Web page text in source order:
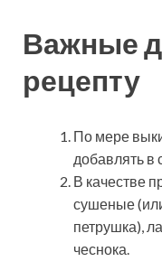
Важные
рецепту
По мере
добавлять в
В качестве
сушеные
петрушка),
чеснока.